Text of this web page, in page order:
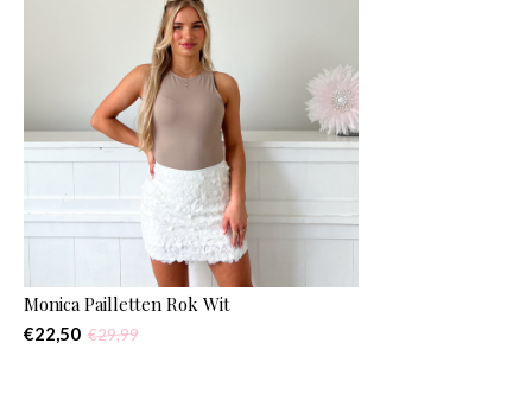
Monica Pailletten Rok Wit
€22,50 €29,99